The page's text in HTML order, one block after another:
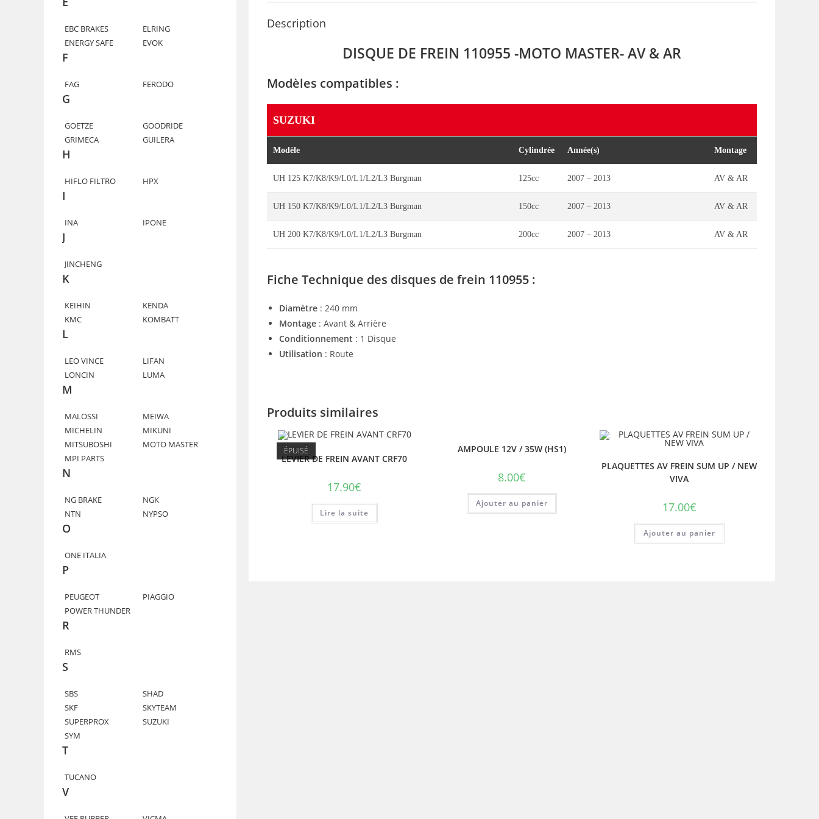
Description
DISQUE DE FREIN 110955 -MOTO MASTER- AV & AR
Modèles compatibles :
SUZUKI
Modèle Cylindrée Année(s) Montage
UH 125 K7/K8/K9/L0/L1/L2/L3 Burgman 125cc 2007 – 2013 AV & AR
UH 150 K7/K8/K9/L0/L1/L2/L3 Burgman 150cc 2007 – 2013 AV & AR
UH 200 K7/K8/K9/L0/L1/L2/L3 Burgman 200cc 2007 – 2013 AV & AR
Fiche Technique des disques de frein 110955 :
Diamètre : 240 mm
Montage : Avant & Arrière
Conditionnement : 1 Disque
Utilisation : Route
Produits similaires
ÉPUISÉ
LEVIER DE FREIN AVANT CRF70
17.90€
Lire la suite
AMPOULE 12V / 35W (HS1)
8.00€
Ajouter au panier
PLAQUETTES AV FREIN SUM UP / NEW
VIVA
17.00€
Ajouter au panier
EBC BRAKES
ELRING
ENERGY SAFE
EVOK
F
FAG FERODO
G
GOETZE
GOODRIDE
GRIMECA
GUILERA
H
HIFLO FILTRO HPX
I
INA IPONE
J
JINCHENG
K
KEIHIN
KENDA
KMC
KOMBATT
L
LEO VINCE
LIFAN
LONCIN
LUMA
M
MALOSSI
MEIWA
MICHELIN
MIKUNI
MITSUBOSHI
MOTO MASTER
MPI PARTS
N
NG BRAKE
NGK
NTN
NYPSO
O
ONE ITALIA
P
PEUGEOT
PIAGGIO
POWER THUNDER
R
RMS
S
SBS
SHAD
SKF
SKYTEAM
SUPERPROX
SUZUKI
SYM
T
TUCANO
V